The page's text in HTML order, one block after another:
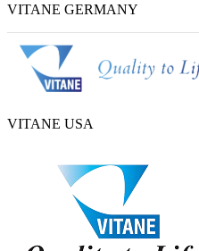
VITANE GERMANY
VITANE USA